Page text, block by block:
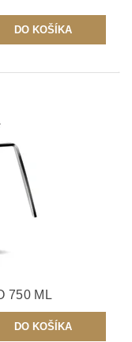
750 ML